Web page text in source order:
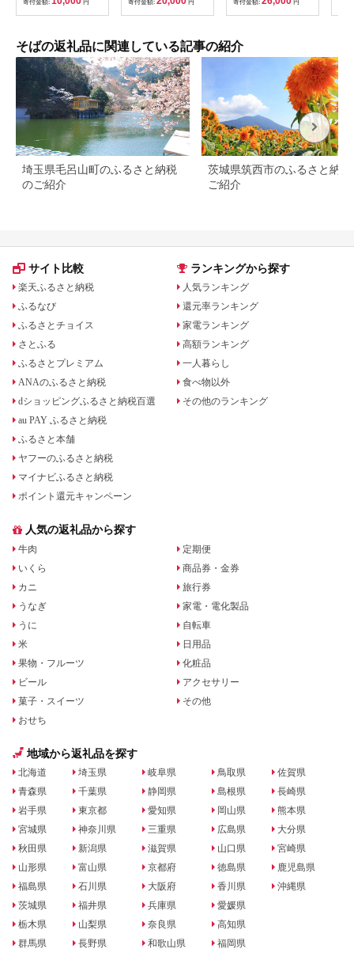
寄付金額: 円 寄付金額: 円
り お家で ご自宅で 体
験 キット そば打ちキ
来立て 打ち立て 作り
たて 手打ちそば お取
り寄せ ご当地 北海道
寄付金額: 円
そばの返礼品に関連している記事の紹介
埼玉県毛呂山町のふるさと納税
のご紹介
茨城県筑西市のふるさと納税
ご紹介
サイト比較
楽天ふるさと納税
ふるなび
ふるさとチョイス
さとふる
ふるさとプレミアム
ANAのふるさと納税
dショッピングふるさと納税百選
au PAY ふるさと納税
ふるさと本舗
ヤフーのふるさと納税
マイナビふるさと納税
ポイント還元キャンペーン
ランキングから探す
人気ランキング
還元率ランキング
家電ランキング
高額ランキング
一人暮らし
食べ物以外
その他のランキング
人気の返礼品から探す
牛肉
いくら
カニ
うなぎ
うに
米
果物・フルーツ
ビール
菓子・スイーツ
おせち
定期便
商品券・金券
旅行券
家電・電化製品
自転車
日用品
化粧品
アクセサリー
その他
地域から返礼品を探す
北海道
青森県
岩手県
宮城県
秋田県
山形県
福島県
茨城県
栃木県
群馬県
埼玉県
千葉県
東京都
神奈川県
新潟県
富山県
石川県
福井県
山梨県
長野県
岐阜県
静岡県
愛知県
三重県
滋賀県
京都府
大阪府
兵庫県
奈良県
和歌山県
鳥取県
島根県
岡山県
広島県
山口県
徳島県
香川県
愛媛県
高知県
福岡県
佐賀県
長崎県
熊本県
大分県
宮崎県
鹿児島県
沖縄県